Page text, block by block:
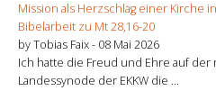
Mission als Herzschlag einer Kirche
Bibelarbeit zu Mt 28,16-20
by Tobias Faix - 08 Mai 2026
Ich hatte die Freud und Ehre auf der
Landessynode der EKKW die ...